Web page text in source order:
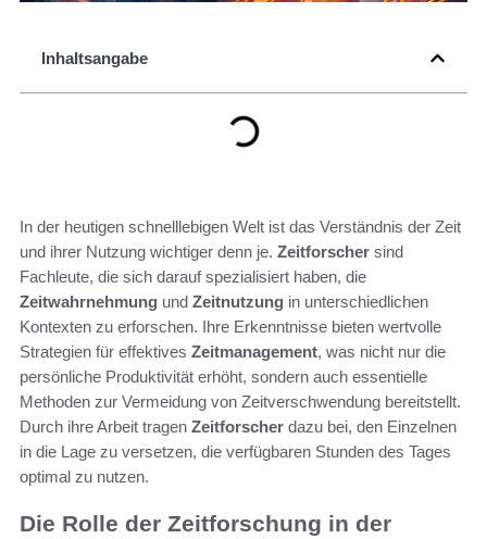
Inhaltsangabe
In der heutigen schnelllebigen Welt ist das Verständnis der Zeit
und ihrer Nutzung wichtiger denn je. Zeitforscher sind
Fachleute, die sich darauf spezialisiert haben, die
Zeitwahrnehmung und Zeitnutzung in unterschiedlichen
Kontexten zu erforschen. Ihre Erkenntnisse bieten wertvolle
Strategien für effektives Zeitmanagement, was nicht nur die
persönliche Produktivität erhöht, sondern auch essentielle
Methoden zur Vermeidung von Zeitverschwendung bereitstellt.
Durch ihre Arbeit tragen Zeitforscher dazu bei, den Einzelnen
in die Lage zu versetzen, die verfügbaren Stunden des Tages
optimal zu nutzen.
Die Rolle der Zeitforschung in der